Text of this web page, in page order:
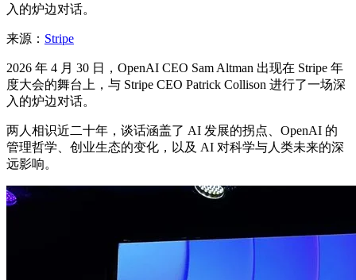
入的炉边对话。
来源： Stripe
2026 年 4 月 30 日，OpenAI CEO Sam Altman 出现在 Stripe 年
度大会的舞台上，与 Stripe CEO Patrick Collison 进行了一场深
入的炉边对话。
两人相识近二十年，谈话涵盖了 AI 发展的拐点、OpenAI 的
管理哲学、创业生态的变化，以及 AI 对科学与人类未来的深
远影响。